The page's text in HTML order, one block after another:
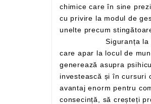
chimice care în sine prezintă un risc pentru siguranța lucrătorilor. Semnele ajută așadar la identificarea acestor elemente și, în același timp, oferă indicații
cu privire la modul de gestionare a posibilității episoadelor riscante. De asemenea, poate avertiza mai simplu asupra existenței unor căi de evacuare sau
Siguranța la locul de muncă este una dintre cele mai importante probleme din sector, mereu în evoluție constantă în funcție de noile nevoi
care apar la locul de muncă. Protecția lucrătorilor nu se
generează asupra psihicului. Pilonul siguranței este prevenirea: pornind
investească și în cursuri capabile să informeze angajații despre cum să se elibereze din situații periculoase.
avantaj enorm pentru companie, atât pentru personal, cât și pentru rentabilitate: îndeplinirea sarcinilor într-un mediu sigur vă permite să lucrați senin și, în
consecință, să creșteți